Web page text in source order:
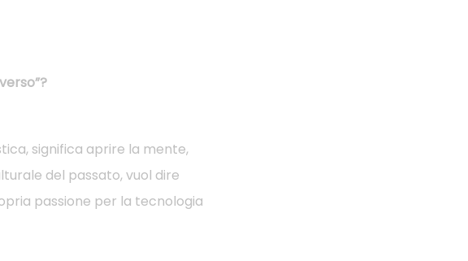
significa aprire la mente,
del passato, vuol dire
passione per la tecnologia